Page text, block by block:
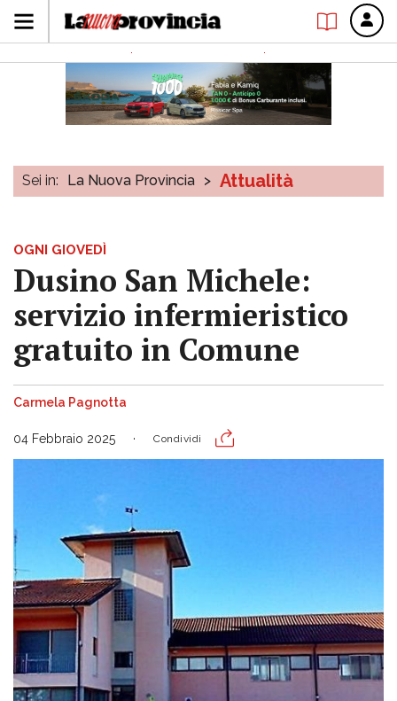
Sei in: La Nuova Provincia > Attualità
OGNI GIOVEDÌ
Dusino San Michele:
servizio infermieristico
gratuito in Comune
Carmela Pagnotta
04 Febbraio 2025 Condividi